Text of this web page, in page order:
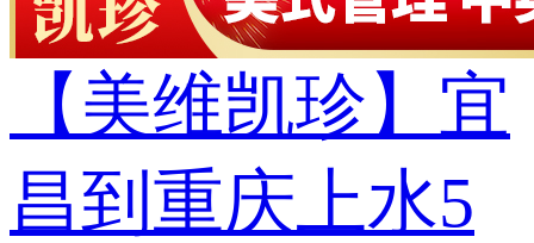
【美维凯珍】宜
昌到重庆上水5